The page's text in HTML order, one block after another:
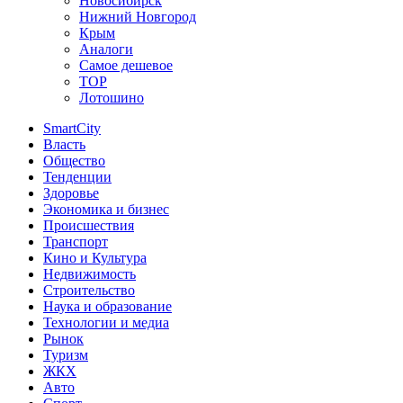
Нижний Новгород
Крым
Аналоги
Самое дешевое
TOP
Лотошино
SmartCity
Власть
Общество
Тенденции
Здоровье
Экономика и бизнес
Происшествия
Транспорт
Кино и Культура
Недвижимость
Строительство
Наука и образование
Технологии и медиа
Рынок
Туризм
ЖКХ
Авто